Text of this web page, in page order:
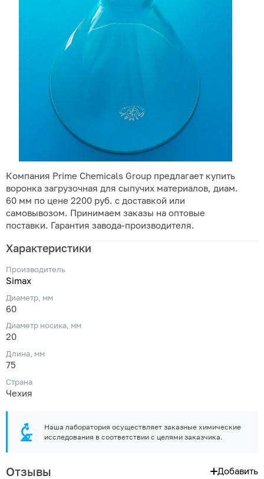
Компания Prime Chemicals Group предлагает купить
воронка загрузочная для сыпучих материалов, диам.
60 мм по цене 2200 руб. с доставкой или
самовывозом. Принимаем заказы на оптовые
поставки. Гарантия завода-производителя.
Характеристики
Производитель
Simax
Диаметр, мм
60
Диаметр носика, мм
20
Длина, мм
75
Страна
Чехия
Наша лаборатория осуществляет заказные химические
исследования в соответствии с целями заказчика.
Отзывы Добавить